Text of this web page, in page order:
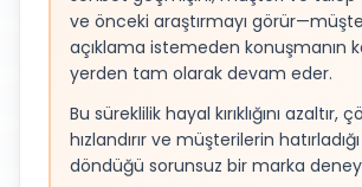
ve önceki araştırmayı
açıklama istemeden konuşmanın
yerden tam olarak devam eder.
Bu süreklilik hayal kırıklığını azaltır,
hızlandırır ve müşterilerin
döndüğü sorunsuz bir marka